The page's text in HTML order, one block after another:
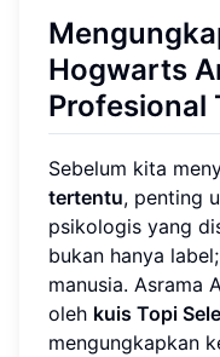
Hogwarts
Profesional
Sebelum kita
tertentu, penting
psikologis yang
bukan hanya
manusia. Asrama
oleh kuis Topi
mengungkapkan